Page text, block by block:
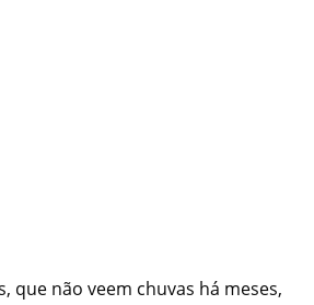
que não veem chuvas há meses,